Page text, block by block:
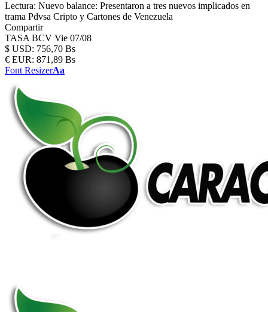
Lectura: Nuevo balance: Presentaron a tres nuevos implicados en
trama Pdvsa Cripto y Cartones de Venezuela
Compartir
TASA BCV Vie 07/08
$ USD: 756,70 Bs
€ EUR: 871,89 Bs
Font ResizerAa